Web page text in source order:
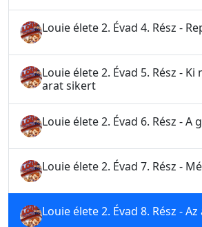
Louie élete 2. Évad 4. Rész -
Louie élete 2. Évad 5. Rész -
arat sikert
Louie élete 2. Évad 6. Rész - A
Louie élete 2. Évad 7. Rész -
Louie élete 2. Évad 8. Rész -